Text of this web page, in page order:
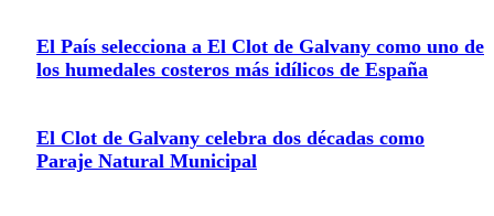
El País selecciona a El Clot de Galvany como uno de
los humedales costeros más idílicos de España
El Clot de Galvany celebra dos décadas como
Paraje Natural Municipal